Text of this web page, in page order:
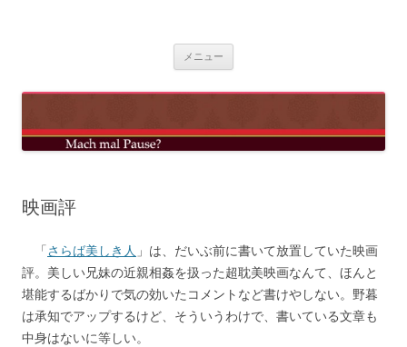
キ
メニュー
映画評
「さらば美しき人 」は、だいぶ前に書いて放置していた映画
評。美しい兄妹の近親相姦を扱った超耽美映画なんて、ほんと
堪能するばかりで気の効いたコメントなど書けやしない。野暮
は承知でアップするけど、そういうわけで、書いている文章も
中身はないに等しい。